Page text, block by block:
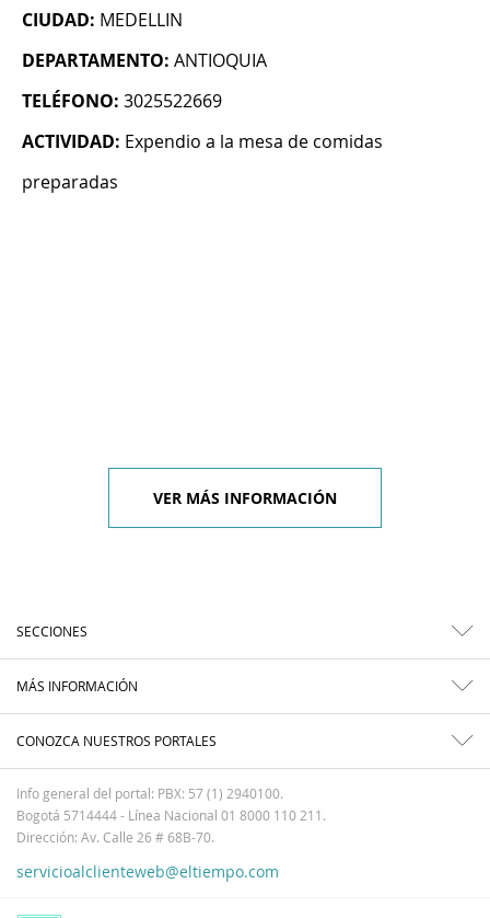
CIUDAD: MEDELLIN
DEPARTAMENTO: ANTIOQUIA
TELÉFONO: 3025522669
ACTIVIDAD: Expendio a la mesa de comidas
preparadas
VER MÁS INFORMACIÓN
SECCIONES
MÁS INFORMACIÓN
CONOZCA NUESTROS PORTALES
Info general del portal: PBX: 57 (1) 2940100.
Bogotá 5714444 - Línea Nacional 01 8000 110 211.
Dirección: Av. Calle 26 # 68B-70.
servicioalclienteweb@eltiempo.com